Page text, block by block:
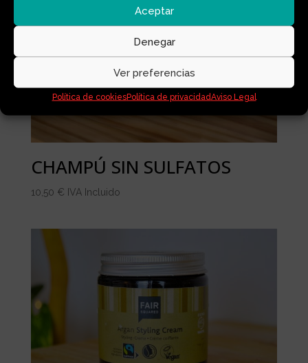
Aceptar
Denegar
Ver preferencias
Política de cookiesPolítica de privacidadAviso Legal
CHAMPÚ SIN SULFATOS
10,50 € IVA Incluido